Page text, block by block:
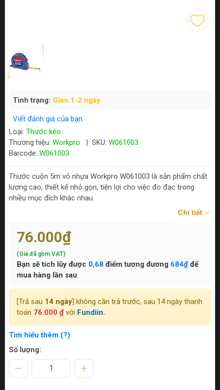
Tình trạng: Giao 1-2 ngày
Viết đánh giá của bạn
Loại: Thước kéo
Thương hiệu: Workpro SKU: W061003
Barcode: W061003
Thước cuộn 5m vỏ nhựa Workpro W061003 là sản phẩm chất
lượng cao, thiết kế nhỏ gọn, tiện lợi cho việc đo đạc trong
nhiều mục đích khác nhau.
Chi tiết
76.000₫
(Giá đã gồm VAT)
Bạn sẽ tích lũy được 0,68 điểm tương đương 684₫ để
mua hàng lần sau
[Trả sau 14 ngày ] không cần trả trước, sau 14 ngày thanh
toán 76.000 ₫ với Fundiin.
Tìm hiểu thêm (?)
Số lượng: